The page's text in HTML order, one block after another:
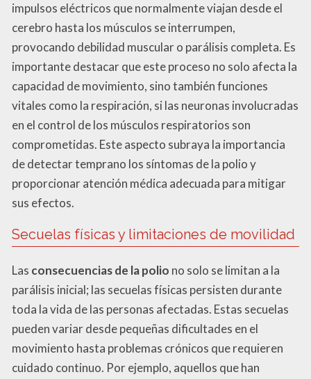
impulsos eléctricos que normalmente viajan desde el
cerebro hasta los músculos se interrumpen,
provocando debilidad muscular o parálisis completa. Es
importante destacar que este proceso no solo afecta la
capacidad de movimiento, sino también funciones
vitales como la respiración, si las neuronas involucradas
en el control de los músculos respiratorios son
comprometidas. Este aspecto subraya la importancia
de detectar temprano los síntomas de la polio y
proporcionar atención médica adecuada para mitigar
sus efectos.
Secuelas físicas y limitaciones de movilidad
Las consecuencias de la polio no solo se limitan a la
parálisis inicial; las secuelas físicas persisten durante
toda la vida de las personas afectadas. Estas secuelas
pueden variar desde pequeñas dificultades en el
movimiento hasta problemas crónicos que requieren
cuidado continuo. Por ejemplo, aquellos que han